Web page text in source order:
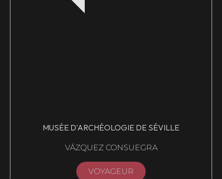
MUSÉE D'ARCHÉOLOGIE DE SÉVILLE
VÁZQUEZ CONSUEGRA
VOYAGEUR